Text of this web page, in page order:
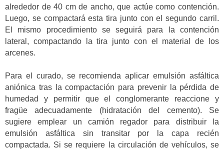
alrededor de 40 cm de ancho, que actúe como contención.
Luego, se compactará esta tira junto con el segundo carril.
El mismo procedimiento se seguirá para la contención
lateral, compactando la tira junto con el material de los
arcenes.
Para el curado, se recomienda aplicar emulsión asfáltica
aniónica tras la compactación para prevenir la pérdida de
humedad y permitir que el conglomerante reaccione y
fragüe adecuadamente (hidratación del cemento). Se
sugiere emplear un camión regador para distribuir la
emulsión asfáltica sin transitar por la capa recién
compactada. Si se requiere la circulación de vehículos, se